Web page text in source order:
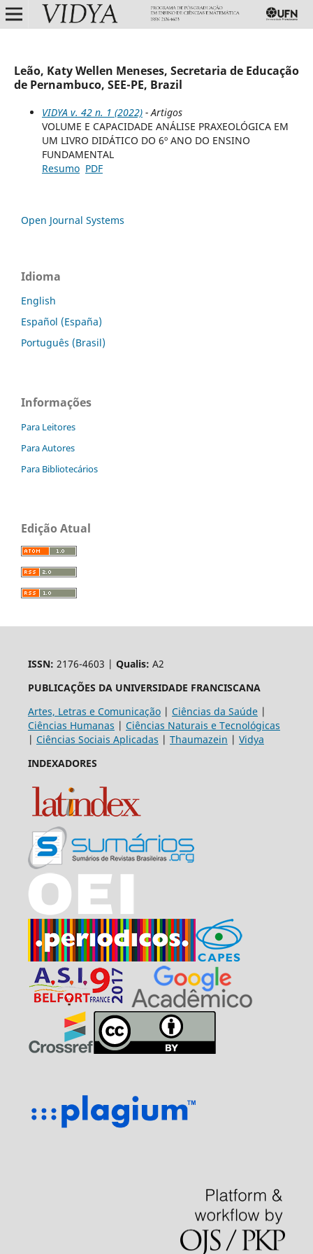
Leão, Katy Wellen Meneses, Secretaria de Educação
de Pernambuco, SEE-PE, Brazil
VIDYA v. 42 n. 1 (2022)- Artigos
VOLUME E CAPACIDADE ANÁLISE PRAXEOLÓGICA EM
UM LIVRO DIDÁTICO DO 6º ANO DO ENSINO
FUNDAMENTAL
Resumo PDF
Open Journal Systems
Idioma
English
Español (España)
Português (Brasil)
Informações
Para Leitores
Para Autores
Para Bibliotecários
Edição Atual
ISSN: 2176-4603 | Qualis: A2
PUBLICAÇÕES DA UNIVERSIDADE FRANCISCANA
Artes, Letras e Comunicação| Ciências da Saúde|
Ciências Humanas | Ciências Naturais e Tecnológicas
| Ciências Sociais Aplicadas | Thaumazein | Vidya
INDEXADORES